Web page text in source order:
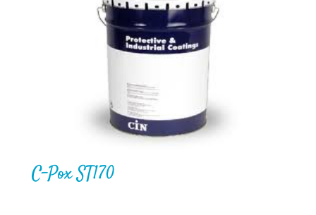
C-Pox ST170